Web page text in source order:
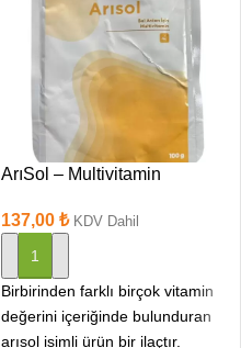
ArıSol – Multivitamin
137,00 ₺ KDV Dahil
SEPETE EKLE
Birbirinden farklı birçok vitamin
değerini içeriğinde bulunduran
arısol isimli ürün bir ilaçtır.